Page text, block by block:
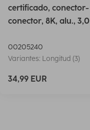
certificado, conector-
conector, 8K, alu., 3,0
00205240
Variantes: Longitud (3)
34,99 EUR